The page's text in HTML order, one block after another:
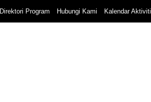
Direktori Program Hubungi Kami Kalendar Aktiviti